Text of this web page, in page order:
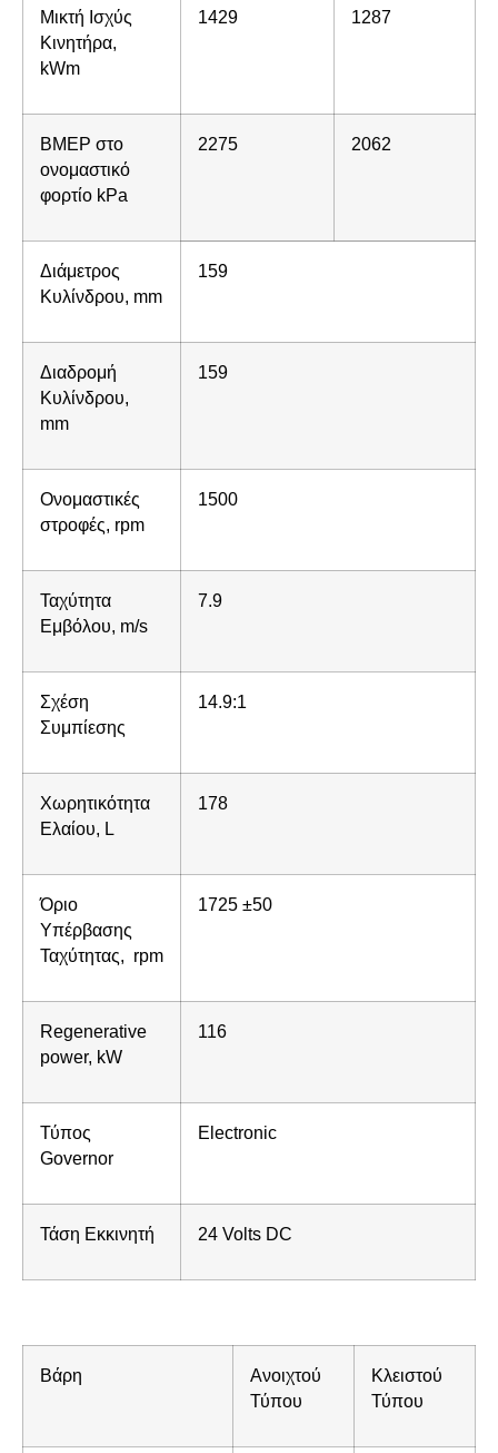
Μικτή Ισχύς
Κινητήρα,
kWm
1429 1287
BMEP στο
ονομαστικό
φορτίο kPa
2275 2062
Διάμετρος
Κυλίνδρου, mm
159
Διαδρομή
Κυλίνδρου,
mm
159
Ονομαστικές
στροφές, rpm
1500
Ταχύτητα
Εμβόλου, m/s
7.9
Σχέση
Συμπίεσης
14.9:1
Χωρητικότητα
Ελαίου, L
178
Όριο
Υπέρβασης
Ταχύτητας, rpm
1725 ±50
Regenerative
power, kW
116
Τύπος
Governor
Electronic
Τάση Εκκινητή 24 Volts DC
Βάρη
Ανοιχτού
Τύπου
Κλειστού
Τύπου